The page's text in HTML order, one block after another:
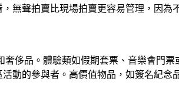
無聲拍賣比現場拍賣更容易管理，因為
侈品。體驗類如假期套票、音樂會門票
動的參與者。高價值物品，如簽名紀念